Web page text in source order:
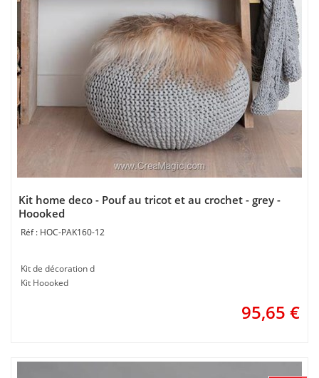
Kit home deco - Pouf au tricot et au crochet - grey -
Hoooked
HOC-PAK160-12
Kit de décoration d
Kit Hoooked
95,65 €